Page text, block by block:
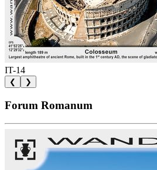
IT-14
❮ ❯
Forum Romanum